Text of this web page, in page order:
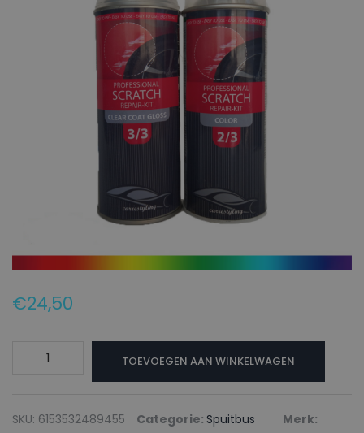
€24,50
JAGUAR
Blanke
TOEVOEGEN AAN WINKELWAGEN
SKU: 6153532489455 Categorie: Spuitbus
Merk: